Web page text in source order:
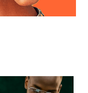
mejores
estrategias